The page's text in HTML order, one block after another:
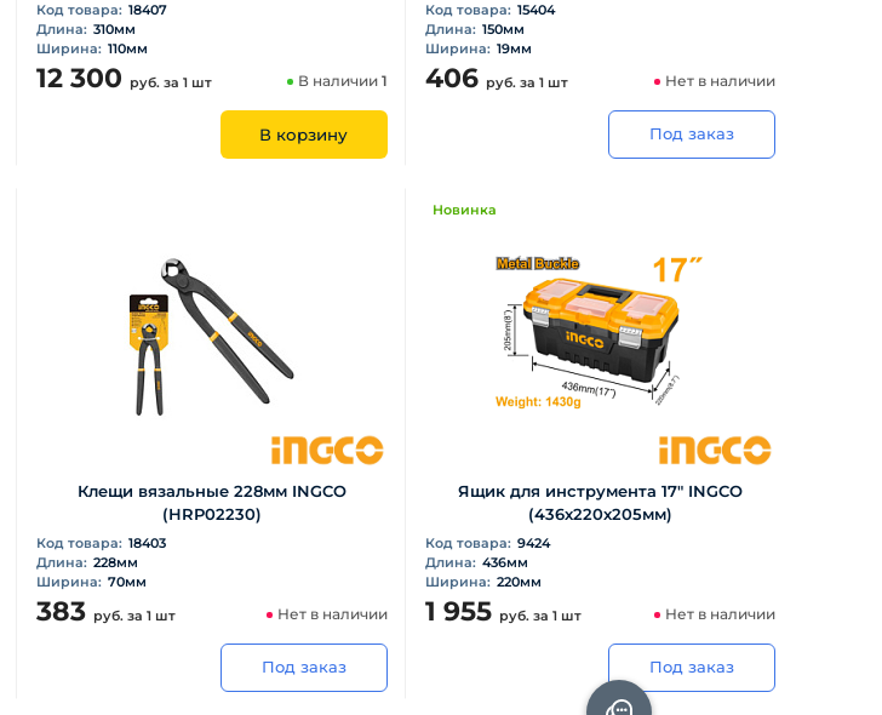
Код товара: 18407
Длина: 310мм
Ширина: 110мм
12 300 руб.за 1 шт В наличии 1
В корзину
Код товара: 15404
Длина: 150мм
Ширина: 19мм
406 руб. за 1 шт Нет в наличии
Под заказ
Клещи вязальные 228мм INGCO
(НRP02230)
Код товара: 18403
Длина: 228мм
Ширина: 70мм
383 руб.за 1 шт Нет в наличии
Под заказ
Новинка
Ящик для инструмента 17" INGCO
(436х220х205мм)
Код товара: 9424
Длина: 436мм
Ширина: 220мм
1 955 руб. за 1 шт Нет в наличии
Под заказ